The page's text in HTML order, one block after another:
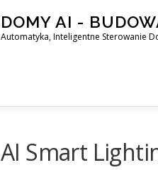
DOMY AI -
Automatyka, Inteligentne Sterowanie
AI Smart